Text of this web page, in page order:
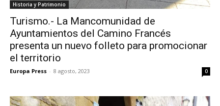
Historia y Patrimonio
Turismo.- La Mancomunidad de
Ayuntamientos del Camino Francés
presenta un nuevo folleto para promocionar
el territorio
Europa Press - 8 agosto, 2023 0